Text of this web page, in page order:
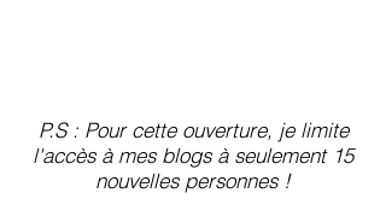
P.S : Pour cette ouverture, je limite
l'accès à mes blogs à seulement 15
nouvelles personnes !